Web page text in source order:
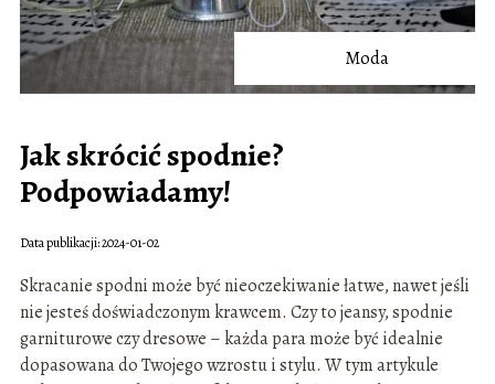
Moda
Jak skrócić spodnie?
Podpowiadamy!
Data publikacji: 2024-01-02
Skracanie spodni może być nieoczekiwanie łatwe, nawet jeśli
nie jesteś doświadczonym krawcem. Czy to jeansy, spodnie
garniturowe czy dresowe – każda para może być idealnie
dopasowana do Twojego wzrostu i stylu. W tym artykule